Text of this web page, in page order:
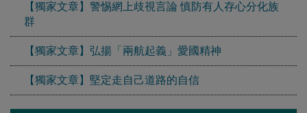
【獨家文章】警惕網上歧視言論 慎防有人存心分化族
群
【獨家文章】弘揚「兩航起義」愛國精神
【獨家文章】堅定走自己道路的自信